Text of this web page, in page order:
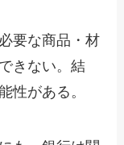
要な商品・材
きない。結
性がある。